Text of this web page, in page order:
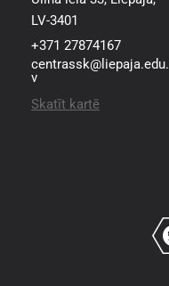
LV-3401
+371 27874167
centrassk@liepaja.edu.l
v
Skatīt kartē